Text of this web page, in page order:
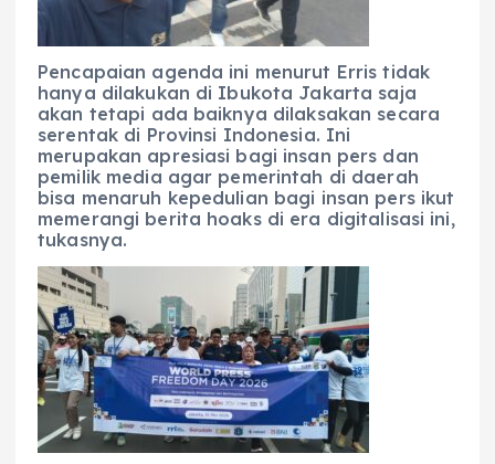
Pencapaian agenda ini menurut Erris tidak
hanya dilakukan di Ibukota Jakarta saja
akan tetapi ada baiknya dilaksakan secara
serentak di Provinsi Indonesia. Ini
merupakan apresiasi bagi insan pers dan
pemilik media agar pemerintah di daerah
bisa menaruh kepedulian bagi insan pers ikut
memerangi berita hoaks di era digitalisasi ini,
tukasnya.